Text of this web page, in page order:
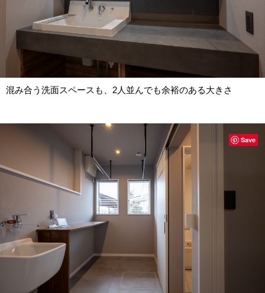
混み合う洗面スペースも、2人並んでも余裕のある大きさ
Save